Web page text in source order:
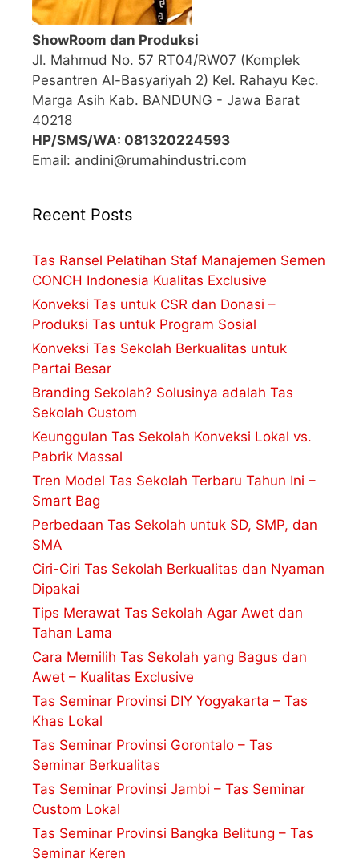
ShowRoom dan Produksi
Jl. Mahmud No. 57 RT04/RW07 (Komplek
Pesantren Al-Basyariyah 2) Kel. Rahayu Kec.
Marga Asih Kab. BANDUNG - Jawa Barat
40218
HP/SMS/WA: 081320224593
Email: andini@rumahindustri.com
Recent Posts
Tas Ransel Pelatihan Staf Manajemen Semen
CONCH Indonesia Kualitas Exclusive
Konveksi Tas untuk CSR dan Donasi –
Produksi Tas untuk Program Sosial
Konveksi Tas Sekolah Berkualitas untuk
Partai Besar
Branding Sekolah? Solusinya adalah Tas
Sekolah Custom
Keunggulan Tas Sekolah Konveksi Lokal vs.
Pabrik Massal
Tren Model Tas Sekolah Terbaru Tahun Ini –
Smart Bag
Perbedaan Tas Sekolah untuk SD, SMP, dan
SMA
Ciri-Ciri Tas Sekolah Berkualitas dan Nyaman
Dipakai
Tips Merawat Tas Sekolah Agar Awet dan
Tahan Lama
Cara Memilih Tas Sekolah yang Bagus dan
Awet – Kualitas Exclusive
Tas Seminar Provinsi DIY Yogyakarta – Tas
Khas Lokal
Tas Seminar Provinsi Gorontalo – Tas
Seminar Berkualitas
Tas Seminar Provinsi Jambi – Tas Seminar
Custom Lokal
Tas Seminar Provinsi Bangka Belitung – Tas
Seminar Keren